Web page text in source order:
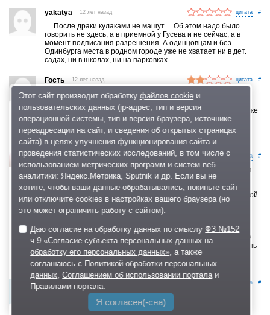
yakatya 12 лет назад #
… После драки кулаками не машут… Об этом надо было
говорить не здесь, а в приемной у Гусева и не сейчас, а в
момент подписания разрешения. А одинцовцам и без
Одинбурга места в родном городе уже не хватает ни в дет.
садах, ни в школах, ни на парковках…
Гость 12 лет назад #
Садик, школа все вранье. ДаВинчи хорошо продавалось
с этой этикеткой, а где школа? и садик, что обещают, это
для кого, для детей наших детей? Пусть берут кредит в банке
и строят сначала инфраструктуру, только после этого
выдавать разрешение на застройку жилых домов. Гусев
предатель!
AlexJet 12 лет назад лично #
Временно проживаю в Химках. В сравнении с Одинцово там
пробки намного меньше, даже с учетом вечно стоящей
Ленинградки! Каждый раз при въезде по Красногорке
в Одинцово аж трясти начинает от неминуемой и постоянной
пробки. город как в авто-блокаде! Можайка (Кутузовский)
на реконструкции «чуть ли не до Кремля». С боровского-
весь превратился в «стоянку перед Ашаном». Вспоминаю
середину 2000-х и такая ностальгия! Можно было по городу
практически свободно ездить, пробки в городе были не очень
частым явлением. Да и во дворах можно было еще и место
повыбирать. Очень тесно стало!
#
Полностью поддерживаю сначала стройку школ и садов,
а потом уже домов. Ответ что типа так никто не делает
не аргумент. Если посудить логически то деньги
Этот сайт производит обработку файлов cookieи
пользовательских данных (ip-адрес, тип и версия
операционной системы, тип и версия браузера, источнике
переадресации на сайт, и сведения об открытых страницах
сайта) в целях улучшения функционирования сайта и
проведения статистических исследований, в том числе с
использованием метрических программ и систем веб-
аналитики: Яндекс.Метрика, Sputnik и др. Если вы не
хотите, чтобы ваши данные обрабатывались, покиньте сайт
или отключите cookies в настройках вашего браузера (но
это может ограничить работу с сайтом).
Даю согласие на обработку данных по смыслуФЗ №152
ч.9 «Согласие субъекта персональных данных на
обработку его персональных данных», а также
соглашаюсь с Политикой обработки персональных
данных ,Соглашением об использовании портала и
Правилами портала
Я согласен(-сна)